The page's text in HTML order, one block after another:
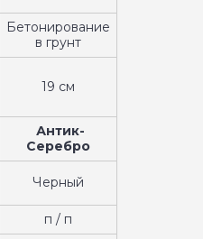
Бетонирование
в грунт
19 см
Антик-
Серебро
Черный
п / п